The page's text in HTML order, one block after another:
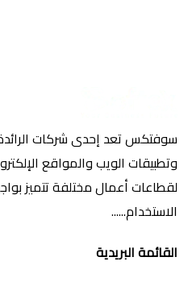
سوفتكس تعد إحدى شركات
وتطبيقات الويب والمواقع
لقطاعات أعمال مختلفة تتميز
الاستخدام......
القائمة البريدية